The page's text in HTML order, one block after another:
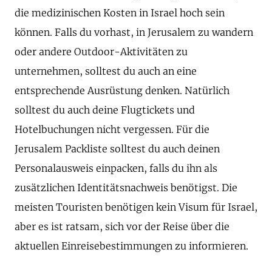
die medizinischen Kosten in Israel hoch sein
können. Falls du vorhast, in Jerusalem zu wandern
oder andere Outdoor-Aktivitäten zu
unternehmen, solltest du auch an eine
entsprechende Ausrüstung denken. Natürlich
solltest du auch deine Flugtickets und
Hotelbuchungen nicht vergessen. Für die
Jerusalem Packliste solltest du auch deinen
Personalausweis einpacken, falls du ihn als
zusätzlichen Identitätsnachweis benötigst. Die
meisten Touristen benötigen kein Visum für Israel,
aber es ist ratsam, sich vor der Reise über die
aktuellen Einreisebestimmungen zu informieren.